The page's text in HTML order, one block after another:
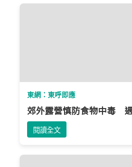
東網：東呼即應
郊外露營慎防食物中毒
閱讀全文